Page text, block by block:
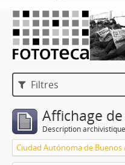
Filtres
Affichage
Description archivistique
Ciudad Autónoma de Buenos